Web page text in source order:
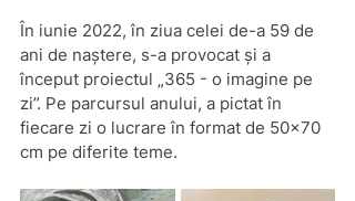
În iunie 2022, în ziua celei de-a 59 de
ani de naștere, s-a provocat și a
început proiectul „365 - o imagine pe
zi”. Pe parcursul anului, a pictat în
fiecare zi o lucrare în format de 50x70
cm pe diferite teme.